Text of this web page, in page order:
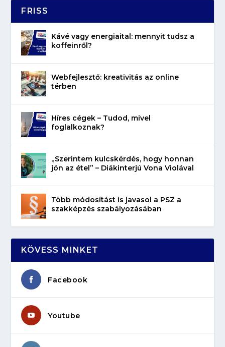
FRISS
Kávé vagy energiaital: mennyit tudsz a
koffeinről?
Webfejlesztő: kreativitás az online
térben
Híres cégek – Tudod, mivel
foglalkoznak?
„Szerintem kulcskérdés, hogy honnan
jön az étel” – Diákinterjú Vona Violával
Több módosítást is javasol a PSZ a
szakképzés szabályozásában
KÖVESS MINKET
Facebook
Youtube